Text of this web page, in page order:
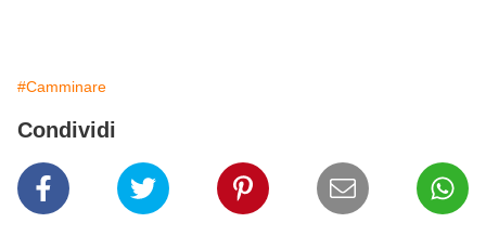
#Camminare
Condividi